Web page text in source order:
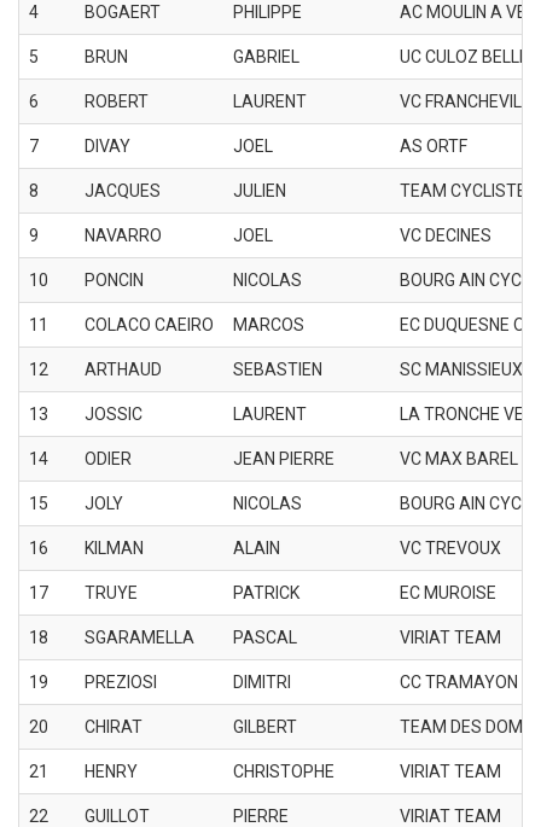
4 BOGAERT PHILIPPE AC MOULIN A
5 BRUN GABRIEL UC CULOZ BELLEY
6 ROBERT LAURENT VC FRANCHEVILLE
7 DIVAY JOEL AS ORTF
8 JACQUES JULIEN TEAM CYCLISTE
9 NAVARRO JOEL VC DECINES
10 PONCIN NICOLAS BOURG AIN
11 COLACO CAEIRO MARCOS EC DUQUESNE
12 ARTHAUD SEBASTIEN SC MANISSIEUX
13 JOSSIC LAURENT LA TRONCHE
14 ODIER JEAN PIERRE VC MAX BAREL
15 JOLY NICOLAS BOURG AIN
16 KILMAN ALAIN VC TREVOUX
17 TRUYE PATRICK EC MUROISE
18 SGARAMELLA PASCAL VIRIAT TEAM
19 PREZIOSI DIMITRI CC TRAMAYON
20 CHIRAT GILBERT TEAM DES
21 HENRY CHRISTOPHE VIRIAT TEAM
22 GUILLOT PIERRE VIRIAT TEAM